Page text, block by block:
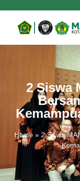
2 Siswa
Home» 2 Siswa